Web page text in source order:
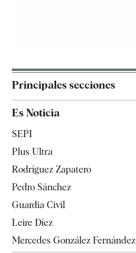
Principales secciones
Televisión
Es Noticia
SEPI
Plus Ultra
Rodríguez Zapatero
Pedro Sánchez
Guardia Civil
Leire Díez
Mercedes González Fernández